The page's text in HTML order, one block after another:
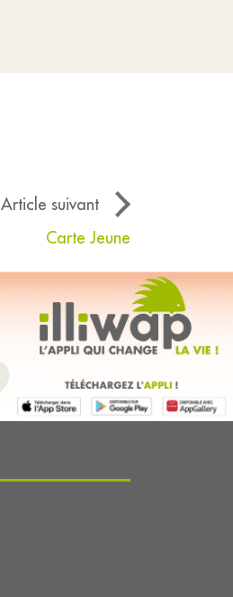
Article suivant
Carte Jeune